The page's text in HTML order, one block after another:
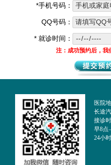
*手机号码：
QQ号码：
* 就诊时间：
注：成功预约后，我
医院
长途
接诊
早8点
24小